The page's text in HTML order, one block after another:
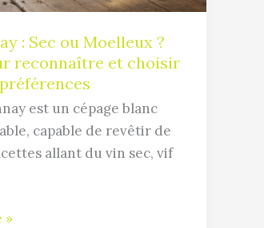
: Sec ou Moelleux ?
reconnaître et choisir
est un cépage blanc
capable de revêtir de
allant du vin sec, vif
»